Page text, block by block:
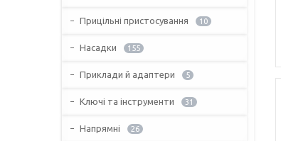
Прицільні пристосування 10
Насадки 155
Приклади й адаптери 5
Ключі та інструменти 31
Напрямні 26